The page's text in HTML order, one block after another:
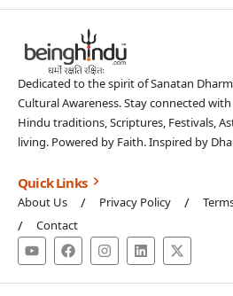
Dedicated to the spirit of Sanatan
Cultural Awareness. Stay connected
Hindu traditions, Scriptures, Festivals,
living. Powered by Faith. Inspired by
Quick Links
About Us Privacy Policy
Contact